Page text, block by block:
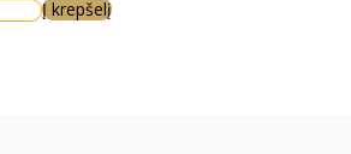
Į krepšelį